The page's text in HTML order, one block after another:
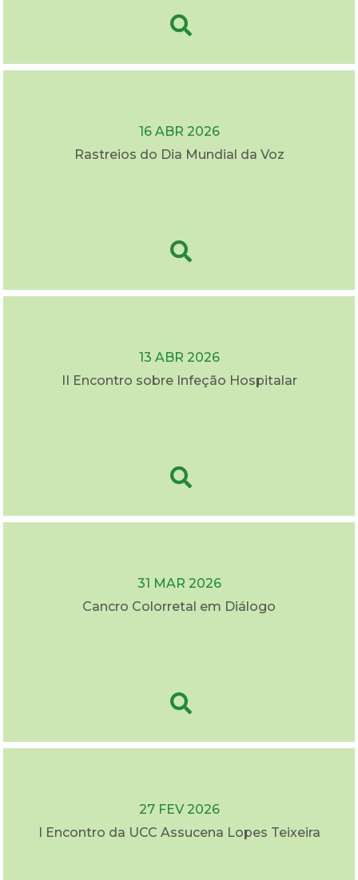
16 ABR 2026
Rastreios do Dia Mundial da Voz
13 ABR 2026
II Encontro sobre Infeção Hospitalar
31 MAR 2026
Cancro Colorretal em Diálogo
27 FEV 2026
I Encontro da UCC Assucena Lopes Teixeira